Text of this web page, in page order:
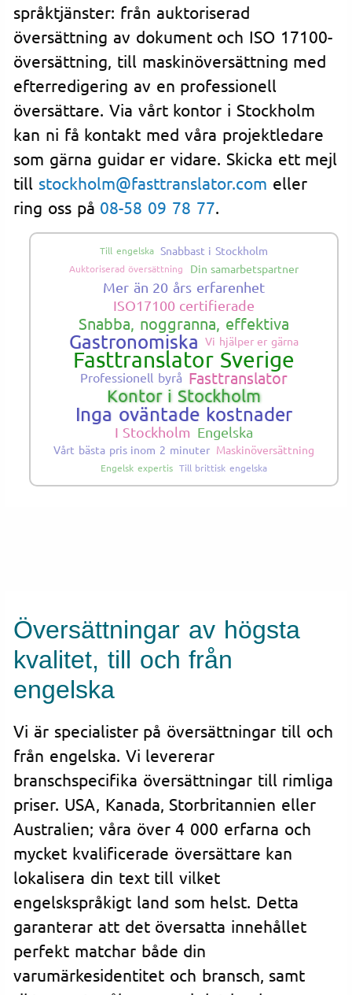
språktjänster: från auktoriserad
översättning av dokument och ISO 17100-
översättning, till maskinöversättning med
efterredigering av en professionell
översättare. Via vårt kontor i Stockholm
kan ni få kontakt med våra projektledare
som gärna guidar er vidare. Skicka ett mejl
till stockholm@fasttranslator.com eller
ring oss på 08-58 09 78 77.
Till engelska Snabbast i Stockholm
Auktoriserad översättning Din samarbetspartner
Mer än 20 års erfarenhet
ISO17100 certifierade
Snabba, noggranna, effektiva
Gastronomiska Vi hjälper er gärna
Fasttranslator Sverige
Professionell byrå Fasttranslator
Kontor i Stockholm
Inga oväntade kostnader
I Stockholm Engelska
Vårt bästa pris inom 2 minuter Maskinöversättning
Engelsk expertis Till brittisk engelska
Översättningar av högsta
kvalitet, till och från
engelska
Vi är specialister på översättningar till och
från engelska. Vi levererar
branschspecifika översättningar till rimliga
priser. USA, Kanada, Storbritannien eller
Australien; våra över 4 000 erfarna och
mycket kvalificerade översättare kan
lokalisera din text till vilket
engelskspråkigt land som helst. Detta
garanterar att det översatta innehållet
perfekt matchar både din
varumärkesidentitet och bransch, samt